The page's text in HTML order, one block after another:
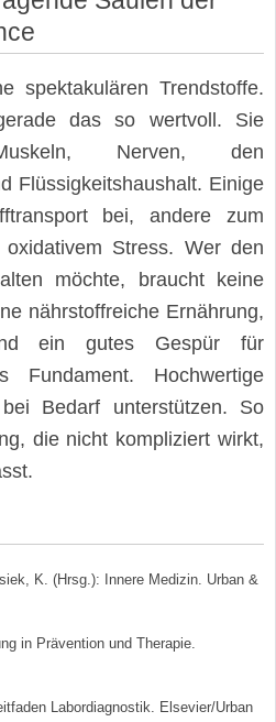
spektakulären Trendstoffe.
das so wertvoll. Sie
Nerven, den
Flüssigkeitshaushalt. Einige
bei, andere zum
Stress. Wer den
möchte, braucht keine
nährstoffreiche Ernährung,
ein gutes Gespür für
Fundament. Hochwertige
Bedarf unterstützen. So
die nicht kompliziert wirkt,
K. (Hrsg.): Innere Medizin. Urban &
in Prävention und Therapie.
Labordiagnostik. Elsevier/Urban